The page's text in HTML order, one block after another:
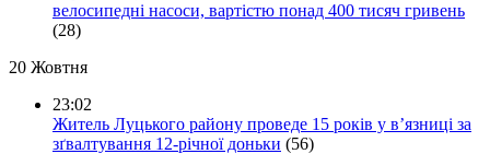
велосипедні насоси, вартістю понад 400 тисяч гривень
(28)
20 Жовтня
23:02
Житель Луцького району проведе 15 років у в’язниці за
зґвалтування 12-річної доньки (56)